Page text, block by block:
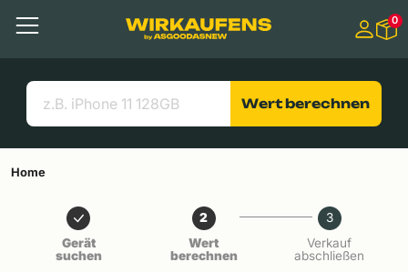
Menü
Suchen
Nützliche Links
0
Wert berechnen
Home
Gerät
suchen
2
Wert
berechnen
3
Verkauf
abschließen